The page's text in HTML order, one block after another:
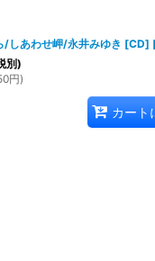
/しあわせ岬/永井みゆき [CD]
別)
円)
カート